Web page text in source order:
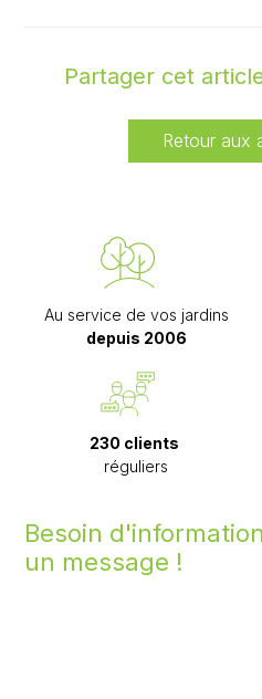
Partager cet
Retour aux
Au service de vos jardins
depuis 2006
230 clients
réguliers
Besoin
un message !